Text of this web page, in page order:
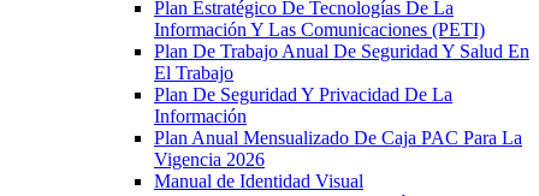
Plan Estratégico De Tecnologías De La
Información Y Las Comunicaciones (PETI)
Plan De Trabajo Anual De Seguridad Y Salud En
El Trabajo
Plan De Seguridad Y Privacidad De La
Información
Plan Anual Mensualizado De Caja PAC Para La
Vigencia 2026
Manual de Identidad Visual